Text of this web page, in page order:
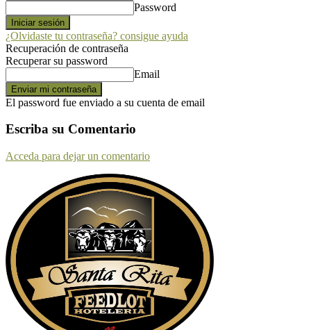
Password
¿Olvidaste tu contraseña? consigue ayuda
Recuperación de contraseña
Recuperar su password
Email
El password fue enviado a su cuenta de email
Escriba su Comentario
Acceda para dejar un comentario